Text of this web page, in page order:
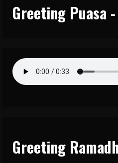
Greeting Puasa
Greeting